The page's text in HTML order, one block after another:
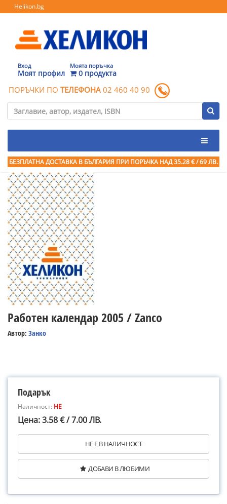
Helikon.bg
Вход
Моят профил
Моята поръчка
0 продукта
ПОРЪЧКИ ПО ТЕЛЕФОНА 02 460 40 90
БЕЗПЛАТНА ДОСТАВКА В БЪЛГАРИЯ ПРИ ПОРЪЧКА НАД 35.28 € / 69 ЛВ.
Работен календар 2005 / Zanco
Автор: Занко
Подарък
Наличност: НЕ
Цена: 3.58 € / 7.00 ЛВ.
НЕ Е В НАЛИЧНОСТ
ДОБАВИ В ЛЮБИМИ